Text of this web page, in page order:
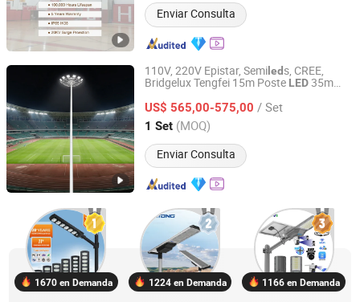
Enviar Consulta
110V, 220V Epistar, Semi leds, CREE,
Bridgelux Tengfei 15m Poste LED35m
US$ 565,00-575,00 / Set
1 Set (MOQ)
Enviar Consulta
Yangzhou Tengfei Steel Lighting Equipment Co., Ltd
Jiangsu, China Desde 2025
1670 en Demanda 1224 en Demanda 1166 en Demanda